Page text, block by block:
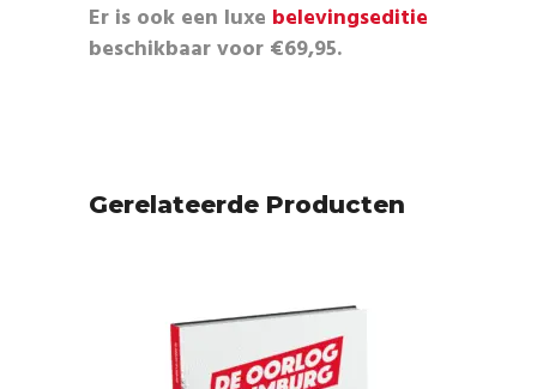
Er is ook een luxe belevingseditie
beschikbaar voor €69,95.
Gerelateerde Producten